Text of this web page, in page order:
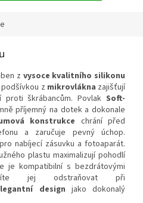
z vysoce kvalitního silikonu
z mikrovlákna zajišťují
proti škrábancům. Povlak Soft-
příjemný na dotek a dokonale
konstrukce chrání před
a zaručuje pevný úchop.
pro nabíjecí zásuvku a fotoaparát.
plastu maximalizují pohodlí
je kompatibilní s bezdrátovými
jej odstraňovat při
design jako dokonalý